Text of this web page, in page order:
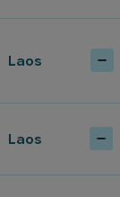
2-
1039
Laos
1-
Laos
Lipik